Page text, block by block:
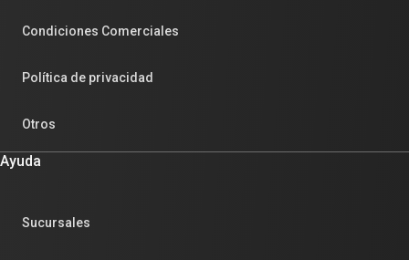
Condiciones Comerciales
Política de privacidad
Otros
Ayuda
Sucursales